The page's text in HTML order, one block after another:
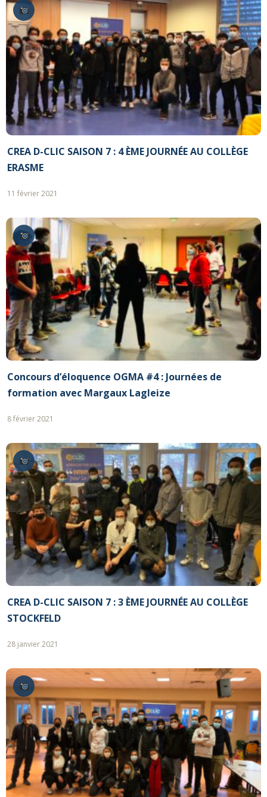
CREA D-CLIC SAISON 7 : 4 ÈME JOURNÉE AU COLLÈGE
ERASME
11 février 2021
Concours d’éloquence OGMA #4 : Journées de
formation avec Margaux Lagleize
8 février 2021
CREA D-CLIC SAISON 7 : 3 ÈME JOURNÉE AU COLLÈGE
STOCKFELD
28 janvier 2021